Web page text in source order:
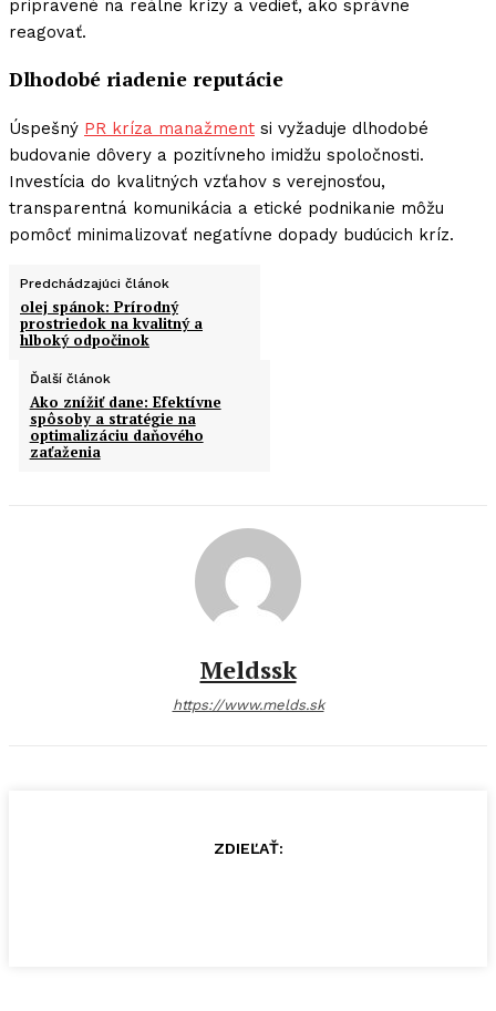
pripravené na reálne krízy a vedieť, ako správne
reagovať.
Dlhodobé riadenie reputácie
Úspešný PR kríza manažment si vyžaduje dlhodobé
budovanie dôvery a pozitívneho imidžu spoločnosti.
Investícia do kvalitných vzťahov s verejnosťou,
transparentná komunikácia a etické podnikanie môžu
pomôcť minimalizovať negatívne dopady budúcich kríz.
Predchádzajúci článok
olej spánok: Prírodný
prostriedok na kvalitný a
hlboký odpočinok
Ďalší článok
Ako znížiť dane: Efektívne
spôsoby a stratégie na
optimalizáciu daňového
zaťaženia
Meldssk
https://www.melds.sk
ZDIEĽAŤ: